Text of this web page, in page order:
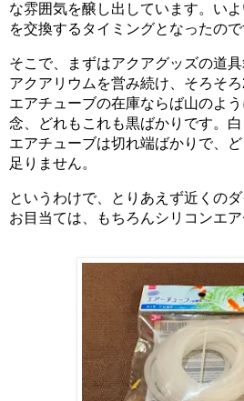
な雰囲気を醸し出しています。い
を交換するタイミングとなったので
そこで、まずはアクアグッズの道具
アクアリウムを営み続け、そろそろ
エアチューブの在庫ならば山のよ
念、どれもこれも黒ばかりです。白
エアチューブは切れ端ばかりで、
足りません。
というわけで、とりあえず近くのダ
お目当ては、もちろんシリコンエア